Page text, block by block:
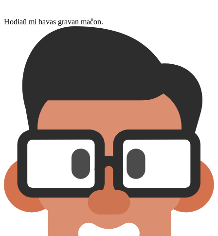
Hodiaŭ mi havas gravan maĉon.